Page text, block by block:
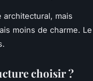
architectural, mais
moins de charme. Le
choisir ?